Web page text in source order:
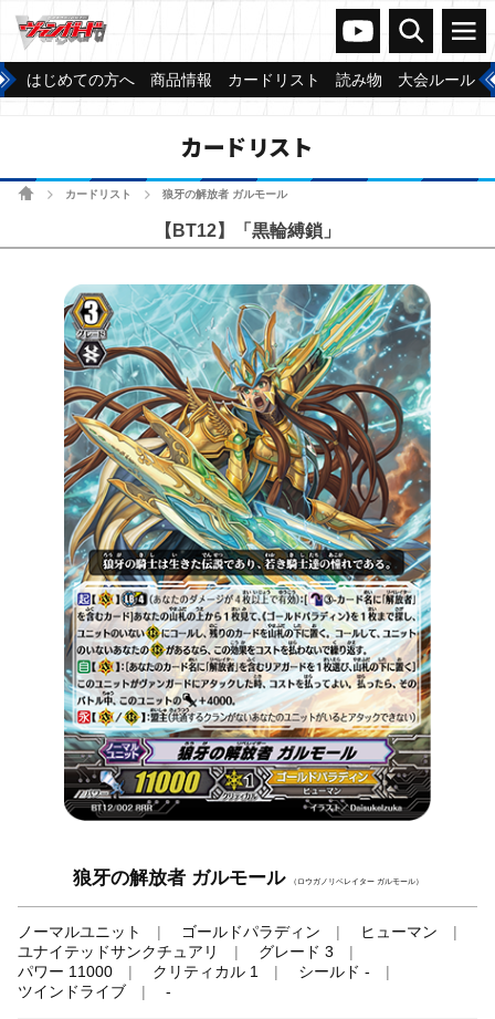
ヴァンガードch
検索 メニュー
はじめての方へ 商品情報 カードリスト 読み物 大会ルール
カードリスト
ホームカードリスト 狼牙の解放者 ガルモール
【BT12】「黒輪縛鎖」
狼牙の解放者 ガルモール （ロウガノリベレイター ガルモール）
ノーマルユニット ゴールドパラディン
ヒューマン
ユナイテッドサンクチュアリ
グレード 3
パワー 11000
クリティカル 1
シールド -
ツインドライブ
-